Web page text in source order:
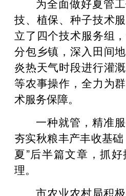
技、植保、种子技术
立了四个技术服务组
分包乡镇，深入田间
炎热天气时段进行灌
等农事操作，全力为
术服务保障。
一种就管，精准
夯实秋粮丰产丰收基
夏”后半篇文章，抓
理。
市农业农村局积